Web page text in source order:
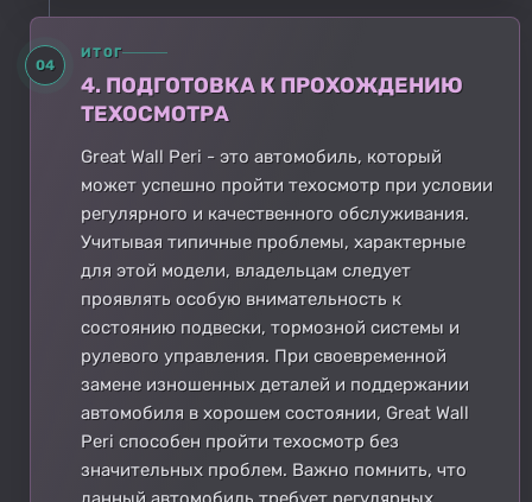
04
ИТОГ
4. ПОДГОТОВКА К ПРОХОЖДЕНИЮ
ТЕХОСМОТРА
Great Wall Peri - это автомобиль, который
может успешно пройти техосмотр при условии
регулярного и качественного обслуживания.
Учитывая типичные проблемы, характерные
для этой модели, владельцам следует
проявлять особую внимательность к
состоянию подвески, тормозной системы и
рулевого управления. При своевременной
замене изношенных деталей и поддержании
автомобиля в хорошем состоянии, Great Wall
Peri способен пройти техосмотр без
значительных проблем. Важно помнить, что